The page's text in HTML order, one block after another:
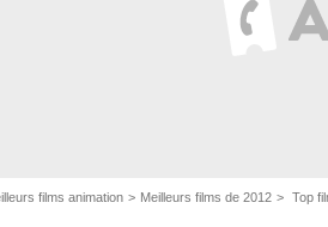
films animation Meilleurs films de 2012 Top